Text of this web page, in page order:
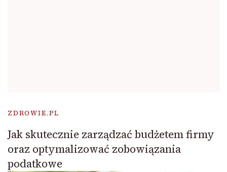
ZDROWIE.PL
Jak skutecznie zarządzać budżetem firmy
oraz optymalizować zobowiązania
podatkowe